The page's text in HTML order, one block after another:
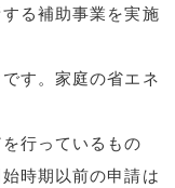
る補助事業を実施
す。家庭の省エネ
行っているもの
時期以前の申請は